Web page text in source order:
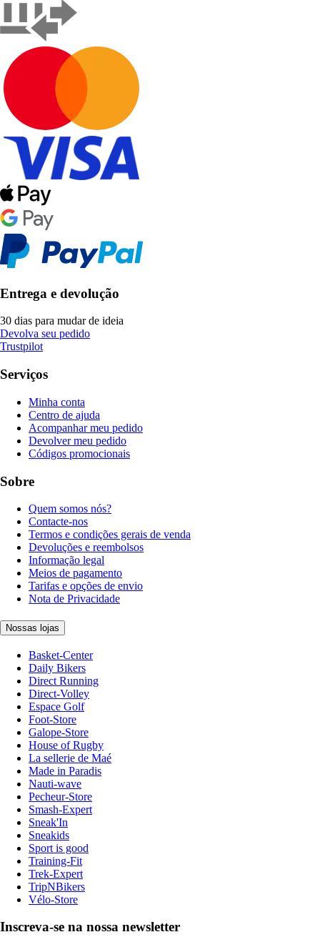
Entrega e devolução
30 dias para mudar de ideia
Devolva seu pedido
Trustpilot
Serviços
Minha conta
Centro de ajuda
Acompanhar meu pedido
Devolver meu pedido
Códigos promocionais
Sobre
Quem somos nós?
Contacte-nos
Termos e condições gerais de venda
Devoluções e reembolsos
Informação legal
Meios de pagamento
Tarifas e opções de envio
Nota de Privacidade
Nossas lojas
Basket-Center
Daily Bikers
Direct Running
Direct-Volley
Espace Golf
Foot-Store
Galope-Store
House of Rugby
La sellerie de Maé
Made in Paradis
Nauti-wave
Pecheur-Store
Smash-Expert
Sneak'In
Sneakids
Sport is good
Training-Fit
Trek-Expert
TripNBikers
Vélo-Store
Inscreva-se na nossa newsletter